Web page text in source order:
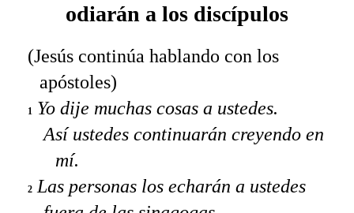
odiarán a los discípulos
(Jesús continúa hablando con los
apóstoles)
1 Yo dije muchas cosas a ustedes.
Así ustedes continuarán creyendo en
mí.
2 Las personas los echarán a ustedes